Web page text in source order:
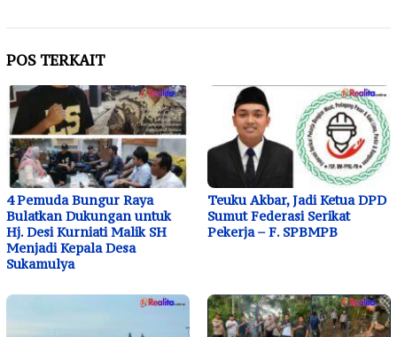
POS TERKAIT
4 Pemuda Bungur Raya
Bulatkan Dukungan untuk
Hj. Desi Kurniati Malik SH
Menjadi Kepala Desa
Sukamulya
Teuku Akbar, Jadi Ketua DPD
Sumut Federasi Serikat
Pekerja – F. SPBMPB